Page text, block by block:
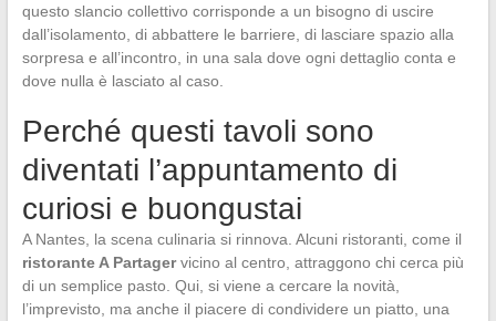
questo slancio collettivo corrisponde a un bisogno di uscire
dall’isolamento, di abbattere le barriere, di lasciare spazio alla
sorpresa e all’incontro, in una sala dove ogni dettaglio conta e
dove nulla è lasciato al caso.
Perché questi tavoli sono
diventati l’appuntamento di
curiosi e buongustai
A Nantes, la scena culinaria si rinnova. Alcuni ristoranti, come il
ristorante A Partagervicino al centro, attraggono chi cerca più
di un semplice pasto. Qui, si viene a cercare la novità,
l’imprevisto, ma anche il piacere di condividere un piatto, una